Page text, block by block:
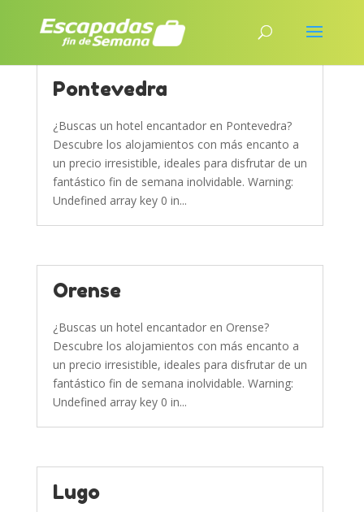
Pontevedra
¿Buscas un hotel encantador en Pontevedra?
Descubre los alojamientos con más encanto a
un precio irresistible, ideales para disfrutar de un
fantástico fin de semana inolvidable. Warning:
Undefined array key 0 in...
Orense
¿Buscas un hotel encantador en Orense?
Descubre los alojamientos con más encanto a
un precio irresistible, ideales para disfrutar de un
fantástico fin de semana inolvidable. Warning:
Undefined array key 0 in...
Lugo